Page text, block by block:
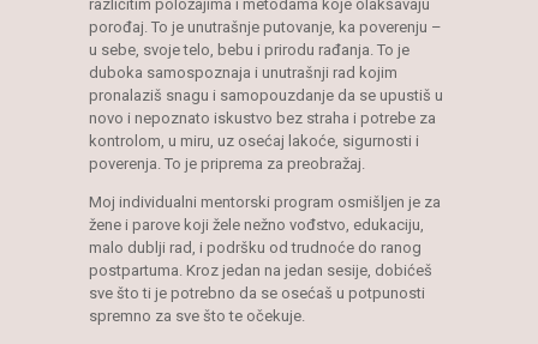
različitim položajima i metodama koje olakšavaju
porođaj. To je unutrašnje putovanje, ka poverenju –
u sebe, svoje telo, bebu i prirodu rađanja. To je
duboka samospoznaja i unutrašnji rad kojim
pronalaziš snagu i samopouzdanje da se upustiš u
novo i nepoznato iskustvo bez straha i potrebe za
kontrolom, u miru, uz osećaj lakoće, sigurnosti i
poverenja. To je priprema za preobražaj.
Moj individualni mentorski program osmišljen je za
žene i parove koji žele nežno vođstvo, edukaciju,
malo dublji rad, i podršku od trudnoće do ranog
postpartuma. Kroz jedan na jedan sesije, dobićeš
sve što ti je potrebno da se osećaš u potpunosti
spremno za sve što te očekuje.